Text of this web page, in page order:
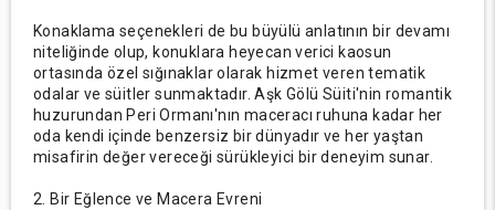
Konaklama seçenekleri de bu büyülü anlatının bir devamı
niteliğinde olup, konuklara heyecan verici kaosun
ortasında özel sığınaklar olarak hizmet veren tematik
odalar ve süitler sunmaktadır. Aşk Gölü Süiti'nin romantik
huzurundan Peri Ormanı'nın maceracı ruhuna kadar her
oda kendi içinde benzersiz bir dünyadır ve her yaştan
misafirin değer vereceği sürükleyici bir deneyim sunar.
2. Bir Eğlence ve Macera Evreni